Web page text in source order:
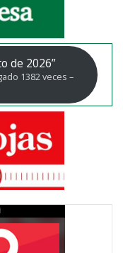
de 2026”
1382 veces –